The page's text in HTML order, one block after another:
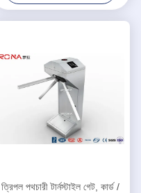
ত্রিপল পথচারী টার্নস্টাইল গেট, কার্ড /